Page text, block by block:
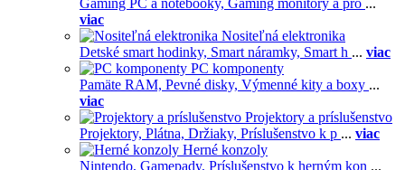
Gaming PC a notebooky, Gaming monitory a pro ...
viac
Nositeľná elektronika
Detské smart hodinky, Smart náramky, Smart h ... viac
PC komponenty
Pamäte RAM, Pevné disky, Výmenné kity a boxy ...
viac
Projektory a príslušenstvo
Projektory, Plátna, Držiaky, Príslušenstvo k p ... viac
Herné konzoly
Nintendo, Gamepady, Príslušenstvo k herným kon ...